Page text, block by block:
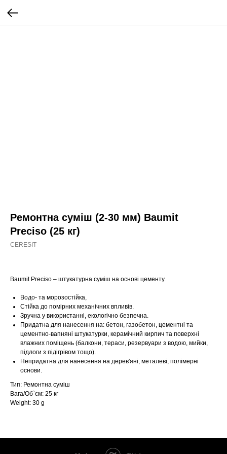
Ремонтна суміш (2-30 мм) Baumit
Preciso (25 кг)
CERESIT
Baumit Preciso – штукатурна суміш на основі цементу.
Водо- та морозостійка,
Стійка до помірних механічних впливів.
Зручна у використанні, екологічно безпечна.
Придатна для нанесення на: бетон, газобетон, цементні та
цементно-вапняні штукатурки, керамічний кирпич та поверхні
влажних поміщень (балкони, тераси, резервуари з водою, мийки,
підлоги з підігрівом тощо).
Непридатна для нанесення на дерев'яні, металеві, полімерні
основи.
Тип: Ремонтна суміш
Вага/Об`єм: 25 кг
Weight: 30 g